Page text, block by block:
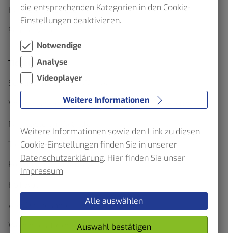
Haltestellenskizzen
Schülerverkehr
Ticketfinder
Schluss mit Waben Wirrwarr
Verkehrserhebung im Verbundgebiet – VRR bittet
Fahrgäste um Mithilfe
Ticketfinder
Formulare und Anträge
HST App
Abo-Onlineshop
Wo gibt es Tickets zu kaufen?
die entsprechenden Kategorien in den Cookie-
Einstellungen deaktivieren.
Notwendige
Analyse
Videoplayer
Weitere Informationen
Weitere Informationen sowie den Link zu diesen
Cookie-Einstellungen finden Sie in unserer
Datenschutzerklärung. Hier finden Sie unser
Impressum.
Alle auswählen
Auswahl bestätigen